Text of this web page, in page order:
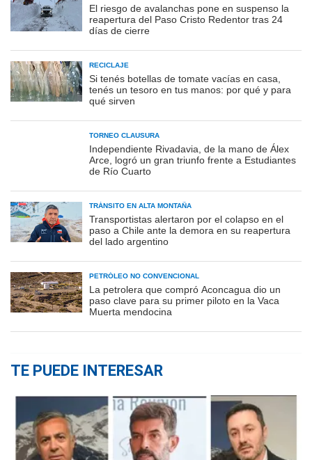
El riesgo de avalanchas pone en suspenso la
reapertura del Paso Cristo Redentor tras 24
días de cierre
RECICLAJE
Si tenés botellas de tomate vacías en casa,
tenés un tesoro en tus manos: por qué y para
qué sirven
TORNEO CLAUSURA
Independiente Rivadavia, de la mano de Álex
Arce, logró un gran triunfo frente a Estudiantes
de Río Cuarto
TRÁNSITO EN ALTA MONTAÑA
Transportistas alertaron por el colapso en el
paso a Chile ante la demora en su reapertura
del lado argentino
PETRÓLEO NO CONVENCIONAL
La petrolera que compró Aconcagua dio un
paso clave para su primer piloto en la Vaca
Muerta mendocina
TE PUEDE INTERESAR